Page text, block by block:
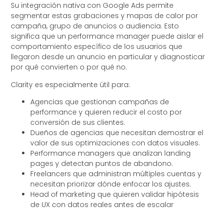
Su integración nativa con Google Ads permite
segmentar estas grabaciones y mapas de calor por
campaña, grupo de anuncios o audiencia. Esto
significa que un performance manager puede aislar el
comportamiento específico de los usuarios que
llegaron desde un anuncio en particular y diagnosticar
por qué convierten o por qué no.
Clarity es especialmente útil para:
Agencias que gestionan campañas de
performance y quieren reducir el costo por
conversión de sus clientes.
Dueños de agencias que necesitan demostrar el
valor de sus optimizaciones con datos visuales.
Performance managers que analizan landing
pages y detectan puntos de abandono.
Freelancers que administran múltiples cuentas y
necesitan priorizar dónde enfocar los ajustes.
Head of marketing que quieren validar hipótesis
de UX con datos reales antes de escalar